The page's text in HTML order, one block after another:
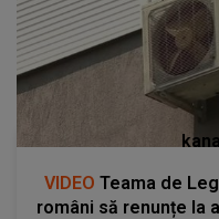
VIDEO Teama de
români să renunțe la